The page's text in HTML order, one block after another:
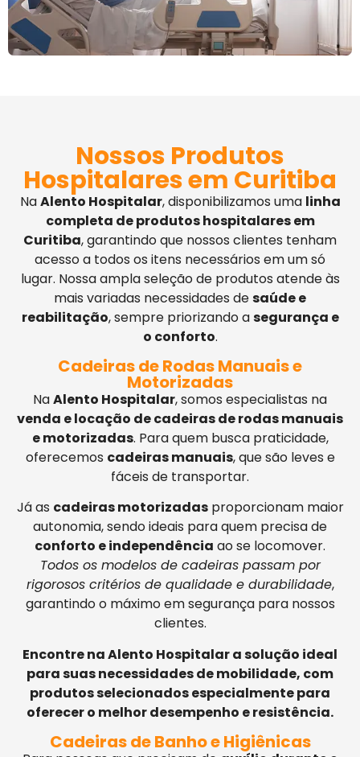
Nossos Produtos
Hospitalares em Curitiba
NaAlento Hospitalar, disponibilizamos uma linha
completa de produtos hospitalares em
Curitiba, garantindo que nossos clientes tenham
acesso a todos os itens necessários em um só
lugar. Nossa ampla seleção de produtos atende às
mais variadas necessidades desaúde e
reabilitação, sempre priorizando asegurança e
o conforto.
Cadeiras de Rodas Manuais e
Motorizadas
NaAlento Hospitalar, somos especialistas na
venda e locação de cadeiras de rodas manuais
e motorizadas. Para quem busca praticidade,
oferecemos cadeiras manuais, que são leves e
fáceis de transportar.
Já as cadeiras motorizadasproporcionam maior
autonomia, sendo ideais para quem precisa de
conforto e independência ao se locomover.
Todos os modelos de cadeiras passam por
rigorosos critérios de qualidade e durabilidade,
garantindo o máximo em segurança para nossos
clientes.
Encontre na Alento Hospitalar a solução ideal
para suas necessidades de mobilidade, com
produtos selecionados especialmente para
oferecer o melhor desempenho e resistência.
Cadeiras de Banho e Higiênicas